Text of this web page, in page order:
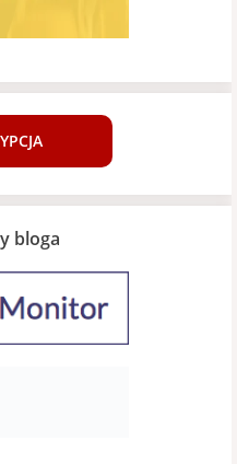
bloga